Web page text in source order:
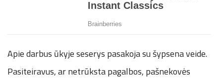
Apie darbus ūkyje seserys pasakoja su šypsena veide.
Pasiteiravus, ar netrūksta pagalbos, pašnekovės